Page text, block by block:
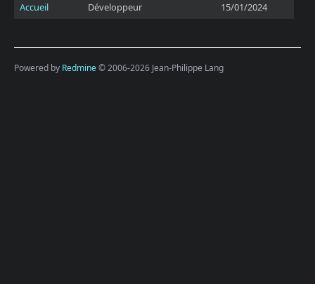
Accueil
Développeur 15/01/2024
Powered by Redmine© 2006-2026 Jean-Philippe Lang